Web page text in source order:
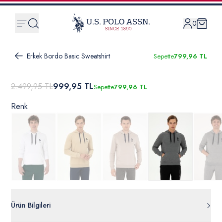
0
Erkek Bordo Basic Sweatshirt Sepette799,96 TL
2.499,95 TL999,95 TLSepette799,96 TL
Renk
Ürün Bilgileri